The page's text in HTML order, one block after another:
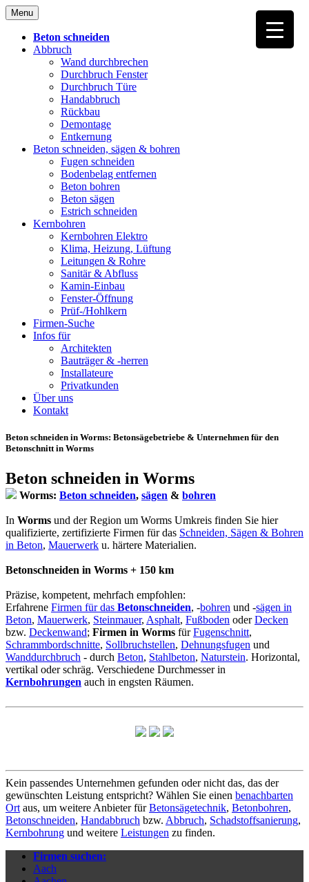
Skip
to
content
Menu
Beton schneiden
Abbruch
Wand durchbrechen
Durchbruch Fenster
Durchbruch Türe
Handabbruch
Rückbau
Demontage
Entkernung
Beton schneiden, sägen & bohren
Fugen schneiden
Bodenbelag entfernen
Beton bohren
Beton sägen
Estrich schneiden
Kernbohren
Kernbohren Elektro
Klima, Heizung, Lüftung
Leitungen & Rohre
Sanitär & Abfluss
Kamin-Einbau
Fenster-Öffnung
Prüf-/Hohlkern
Firmen-Suche
Infos für
Architekten
Bauträger & -herren
Installateure
Privatkunden
Über uns
Kontakt
Beton schneiden in Worms: Betonsägebetriebe & Unternehmen für den
Betonschnitt in Worms
Beton schneiden in Worms
Worms: Beton schneiden, sägen & bohren
In Worms und der Region um Worms Umkreis finden Sie hier
qualifizierte, zertifizierte Firmen für das Schneiden, Sägen & Bohren
in Beton, Mauerwerk u. härtere Materialien.
Betonschneiden in Worms + 150 km
Präzise, kompetent, mehrfach empfohlen:
Erfahrene Firmen für das Betonschneiden, -bohren und -sägen in
Beton, Mauerwerk, Steinmauer, Asphalt, Fußboden oderDecken
bzw. Deckenwand; Firmen in Worms fürFugenschnitt,
Schrammbordschnitte, Sollbruchstellen, Dehnungsfugen und
Wanddurchbruch - durch Beton, Stahlbeton, Naturstein. Horizontal,
vertikal oder schräg. Verschiedene Durchmesser in
Kernbohrungen auch in engsten Räumen.
Kein passendes Unternehmen gefunden oder nicht das, das der
gewünschten Leistung entspricht? Wählen Sie einen benachbarten
Ort aus, um weitere Anbieter fürBetonsägetechnik, Betonbohren,
Betonschneiden, Handabbruch bzw. Abbruch, Schadstoffsanierung,
Kernbohrung und weitere Leistungen zu finden.
Firmen suchen:
Aach